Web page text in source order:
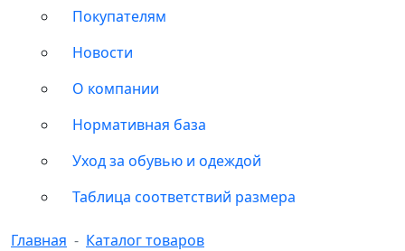
Покупателям
Новости
О компании
Нормативная база
Уход за обувью и одеждой
Таблица соответствий размера
Главная
Каталог товаров